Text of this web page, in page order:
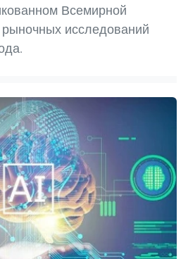
Всемирной
исследований